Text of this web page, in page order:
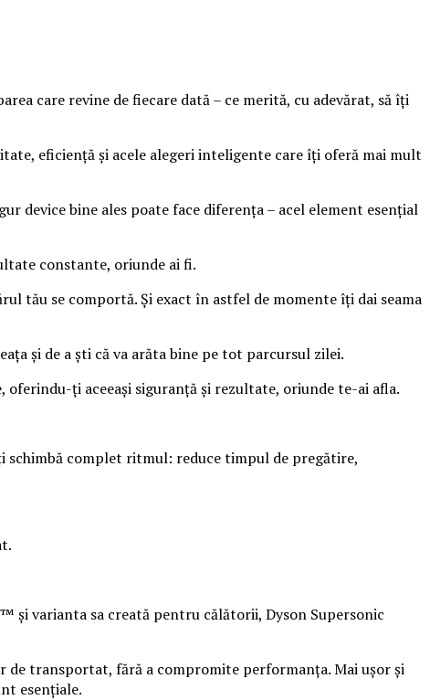
care revine de fiecare dată – ce merită, cu adevărat, să îți
eficiență și acele alegeri inteligente care îți oferă mai mult
device bine ales poate face diferența – acel element esențial
constante, oriunde ai fi.
tău se comportă. Și exact în astfel de momente îți dai seama
și de a ști că va arăta bine pe tot parcursul zilei.
ți aceeași siguranță și rezultate, oriunde te-ai afla.
schimbă complet ritmul: reduce timpul de pregătire,
și varianta sa creată pentru călătorii, Dyson Supersonic
de transportat, fără a compromite performanța. Mai ușor și
esențiale.